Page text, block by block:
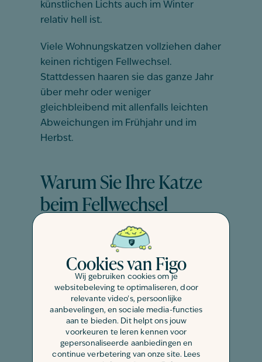
Cookies van Figo
Wij gebruiken cookies om je
websitebeleving te optimaliseren, door
relevante video's, persoonlijke
aanbevelingen, en sociale media-functies
aan te bieden. Dit helpt ons jouw
voorkeuren te leren kennen voor
gepersonaliseerde aanbiedingen en
continue verbetering van onze site. Lees
künstlichen Lichts auch im Winter
relativ hell ist.
Viele Wohnungskatzen vollziehen daher
keinen richtigen Fellwechsel.
Stattdessen haaren sie das ganze Jahr
über mehr oder weniger
gleichbleibend mit allenfalls leichten
Abweichungen im Frühjahr und im
Herbst.
Warum Sie Ihre Katze
beim Fellwechsel
unterstützen sollten
Der Fellwechsel ist für den Körper Ihrer
Katze mit einer gewissen Belastung
verbunden. Immerhin muss ihr
Organismus in kurzer Zeit sehr viele
neue Haare bilden. Um Ihrem
Vierbeiner das zu erleichtern und das
Nachwachsen gesunder Haare zu